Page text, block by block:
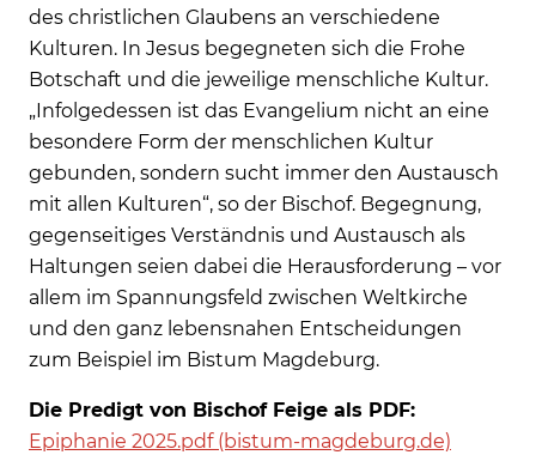
des christlichen Glaubens an verschiedene
Kulturen. In Jesus begegneten sich die Frohe
Botschaft und die jeweilige menschliche Kultur.
„Infolgedessen ist das Evangelium nicht an eine
besondere Form der menschlichen Kultur
gebunden, sondern sucht immer den Austausch
mit allen Kulturen“, so der Bischof. Begegnung,
gegenseitiges Verständnis und Austausch als
Haltungen seien dabei die Herausforderung – vor
allem im Spannungsfeld zwischen Weltkirche
und den ganz lebensnahen Entscheidungen
zum Beispiel im Bistum Magdeburg.
Die Predigt von Bischof Feige als PDF:
Epiphanie 2025.pdf (bistum-magdeburg.de)